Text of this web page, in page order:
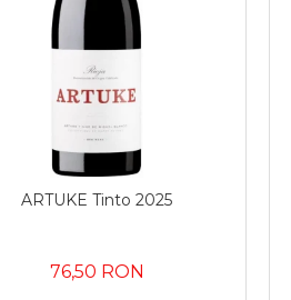
ARTUKE Tinto 2025
76,50 RON